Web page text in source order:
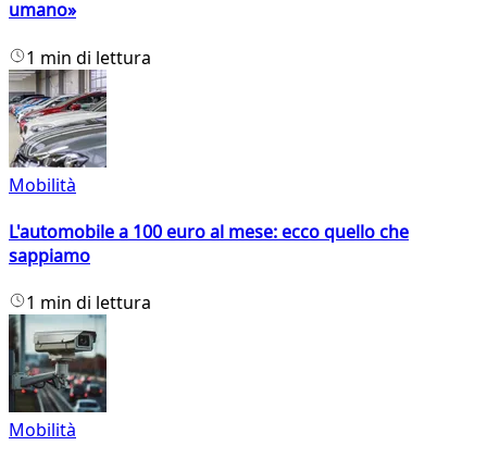
umano»
1 min di lettura
Mobilità
L'automobile a 100 euro al mese: ecco quello che
sappiamo
1 min di lettura
Mobilità